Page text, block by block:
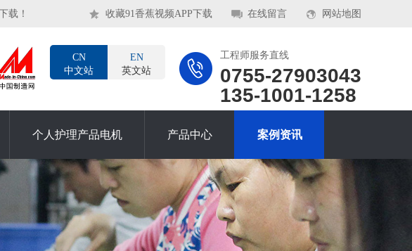
收藏91香蕉视频APP下载 在线留言 网站地图
！
工程师服务直线
0755-27903043
135-1001-1258
CN
中文站
EN
英文站
个人护理产品电机 产品中心 案例资讯